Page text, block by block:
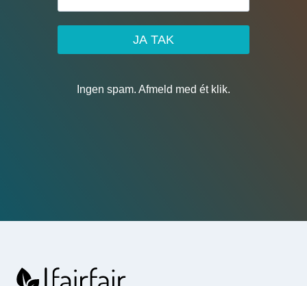
JA TAK
Ingen spam. Afmeld med ét klik.